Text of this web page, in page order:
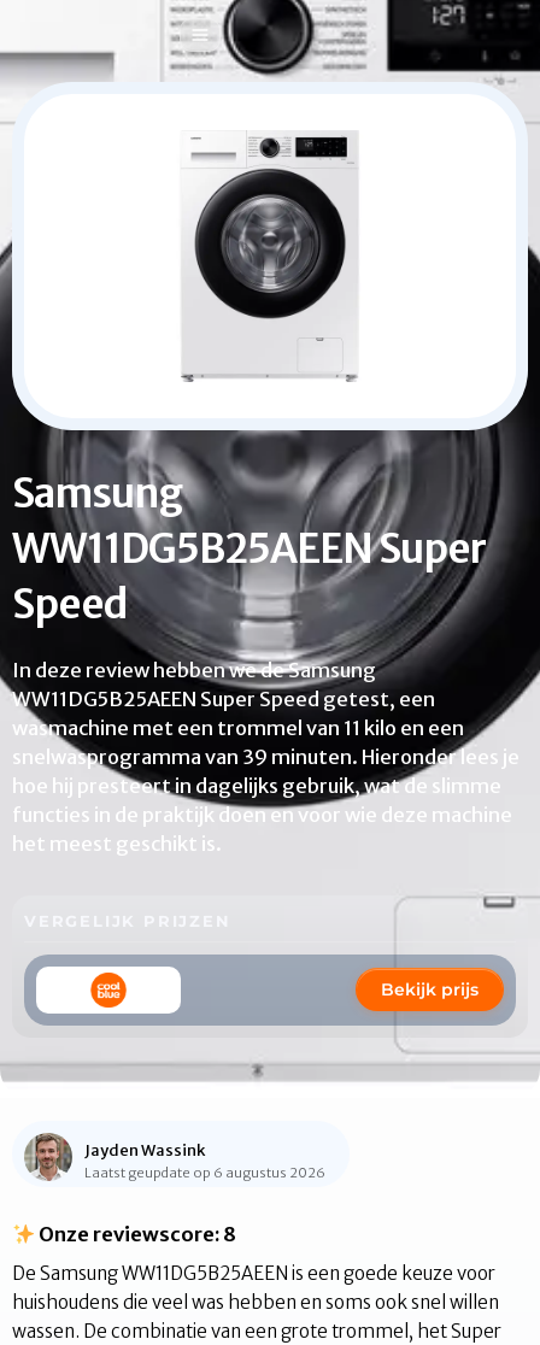
Keuzehulp · 1 min
Samsung
WW11DG5B25AEEN Super
Speed
In deze review hebben we de Samsung
WW11DG5B25AEEN Super Speed getest, een
wasmachine met een trommel van 11 kilo en een
snelwasprogramma van 39 minuten. Hieronder lees je
hoe hij presteert in dagelijks gebruik, wat de slimme
functies in de praktijk doen en voor wie deze machine
het meest geschikt is.
Bekijk prijs
Jayden Wassink
Laatst geupdate op 6 augustus 2026
Onze reviewscore: 8
De Samsung WW11DG5B25AEEN is een goede keuze voor
huishoudens die veel was hebben en soms ook snel willen
wassen. De combinatie van een grote trommel, het Super